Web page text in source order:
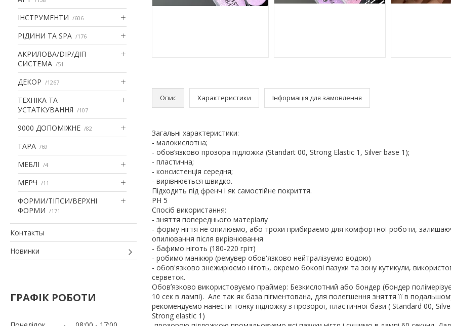
ІНСТРУМЕНТИ 606
РІДИНИ ТА SPA 176
АКРИЛОВА/DIP/ДІП
СИСТЕМА
51
ДЕКОР 1267
ТЕХНІКА ТА
УСТАТКУВАННЯ
107
9000 ДОПОМІЖНЕ 82
ТАРА 69
МЕБЛІ 4
МЕРЧ 11
ФОРМИ/ТІПСИ/ВЕРХНІ
ФОРМИ
171
Контакты
Новинки
ГРАФІК РОБОТИ
Опис Характеристики Інформація для замовлення
Загальні характеристики:
- малокислотна;
- обов’язково прозора підложка (Standart 00, Strong Elastic 1, Silver base 1);
- пластична;
- консистенція середня;
- вирівнюється швидко.
Підходить під френч і як самостійне покриття.
PH 5
Спосіб використання:
- зняття попереднього матеріалу
- форму нігтя не опилюємо, або трохи прибираємо для комфортної роботи,
опилювання після вирівнювання
- бафимо ніготь (180-220 гріт)
- робимо манікюр (ремувер обов'язково нейтралізуємо водою)
- обов'язково знежирюємо ніготь, окремо бокові пазухи та зону кутикули,
серветок.
Обовʼязково використовуємо праймер: Безкислотний або бондер (бондер
10 сек в лампі). Але так як база пігментована, для полегшення зняття її в
рекомендуємо нанести тонку підложку з прозорої, пластичної бази ( Standard 00,
Strong elastic 1)